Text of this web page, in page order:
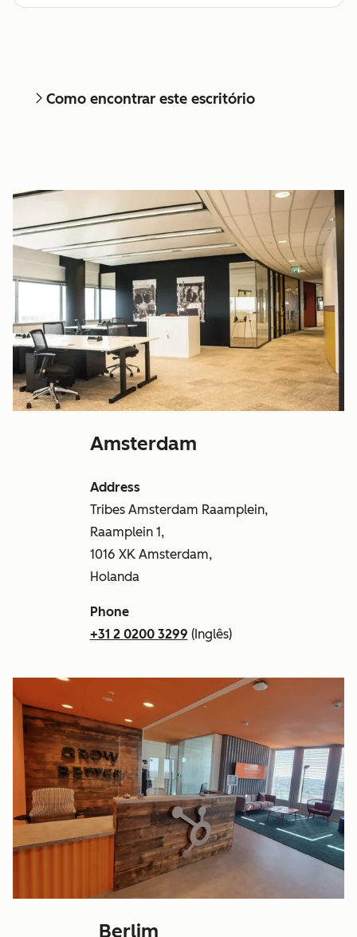
Como encontrar este escritório
Amsterdam
Address
Tribes Amsterdam Raamplein,
Raamplein 1,
1016 XK Amsterdam,
Holanda
Phone
+31 2 0200 3299 (Inglês)
Berlim